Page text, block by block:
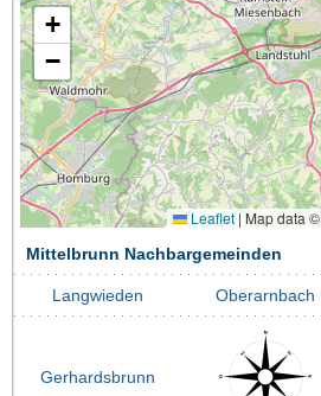
+
−
Leaflet | Map data
Mittelbrunn Nachbargemeinden
Langwieden Oberarnbach
Gerhardsbrunn